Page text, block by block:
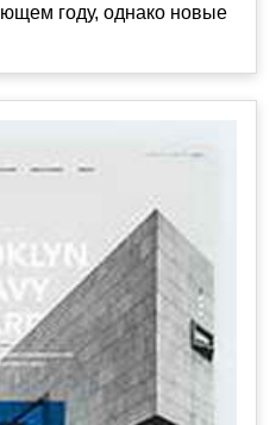
году, однако новые